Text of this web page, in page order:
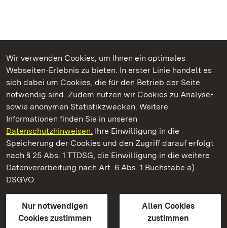
Wir verwenden Cookies, um Ihnen ein optimales
Webseiten-Erlebnis zu bieten. In erster Linie handelt es
sich dabei um Cookies, die für den Betrieb der Seite
notwendig sind. Zudem nutzen wir Cookies zu Analyse-
sowie anonymen Statistikzwecken. Weitere
Informationen finden Sie in unseren
Datenschutzhinweisen. Ihre Einwilligung in die
Speicherung der Cookies und den Zugriff darauf erfolgt
nach § 25 Abs. 1 TTDSG, die Einwilligung in die weitere
Datenverarbeitung nach Art. 6 Abs. 1 Buchstabe a)
DSGVO.
Nur notwendigen
Cookies zustimmen
Allen Cookies
zustimmen
Kommen. Staunen. Genießen.
Staatliche Schlösser und Gärten Baden‑Württemberg
Staatliche Schlösser und Gärten Baden-Württemberg
Kontakt
GebärdenspracheLeichte Sprache
Erklärung zur Barrierefreiheit
BITV-konform (geprüfte Seiten)